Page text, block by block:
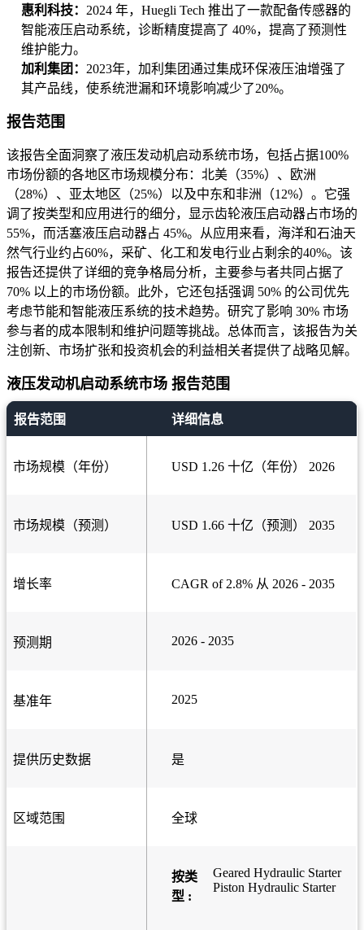
惠利科技： 2024 年，Huegli Tech 推出了一款配备传感器的
智能液压启动系统，诊断精度提高了 40%，提高了预测性
维护能力。
加利集团： 2023年，加利集团通过集成环保液压油增强了
其产品线，使系统泄漏和环境影响减少了20%。
报告范围
该报告全面洞察了液压发动机启动系统市场，包括占据100%
市场份额的各地区市场规模分布：北美（35%）、欧洲
（28%）、亚太地区（25%）以及中东和非洲（12%）。它强
调了按类型和应用进行的细分，显示齿轮液压启动器占市场的
55%，而活塞液压启动器占 45%。从应用来看，海洋和石油天
然气行业约占60%，采矿、化工和发电行业占剩余的40%。该
报告还提供了详细的竞争格局分析，主要参与者共同占据了
70% 以上的市场份额。此外，它还包括强调 50% 的公司优先
考虑节能和智能液压系统的技术趋势。研究了影响 30% 市场
参与者的成本限制和维护问题等挑战。总体而言，该报告为关
注创新、市场扩张和投资机会的利益相关者提供了战略见解。
液压发动机启动系统市场 报告范围
报告范围 详细信息
市场规模（年份） USD 1.26 十亿（年份） 2026
市场规模（预测） USD 1.66 十亿（预测） 2035
增长率 CAGR of 2.8% 从 2026 - 2035
预测期 2026 - 2035
基准年 2025
提供历史数据 是
区域范围 全球
按类
型 :
Geared Hydraulic Starter
Piston Hydraulic Starter